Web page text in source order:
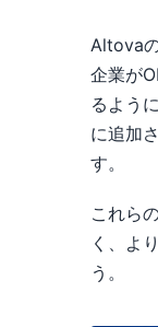
Altova
企業が
るよう
に追加
す。
これら
く、よ
う。